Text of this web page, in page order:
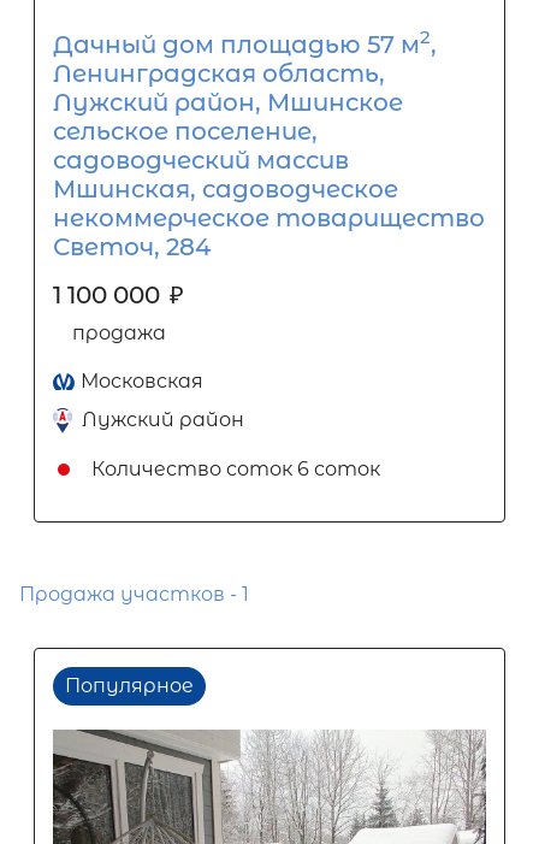
Дачный дом площадью 57 м2,
Ленинградская область,
Лужский район, Мшинское
сельское поселение,
садоводческий массив
Мшинская, садоводческое
некоммерческое товарищество
Светоч, 284
1 100 000 ₽
продажа
Московская
Лужский район
Количество соток 6 соток
Продажа участков - 1
Популярное